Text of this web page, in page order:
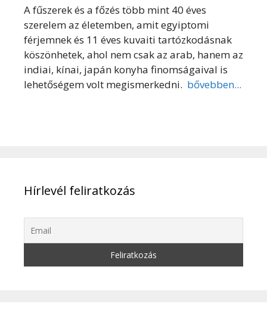
A fűszerek és a főzés több mint 40 éves
szerelem az életemben, amit egyiptomi
férjemnek és 11 éves kuvaiti tartózkodásnak
köszönhetek, ahol nem csak az arab, hanem az
indiai, kínai, japán konyha finomságaival is
lehetőségem volt megismerkedni. bővebben...
Hírlevél feliratkozás